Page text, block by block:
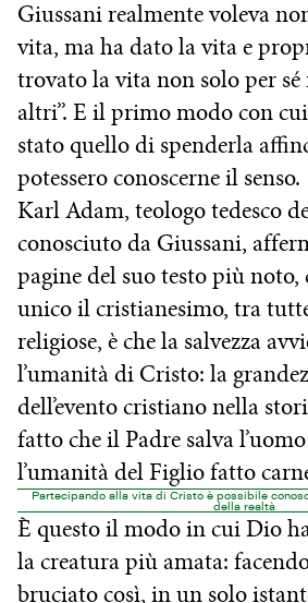
Giussani realmente voleva
vita, ma ha dato la vita e
trovato la vita non solo per
altri”. E il primo modo con
stato quello di spenderla
potessero conoscerne il senso.
Karl Adam, teologo tedesco
conosciuto da Giussani,
pagine del suo testo più noto,
unico il cristianesimo, tra
religiose, è che la salvezza
l’umanità di Cristo: la
dell’evento cristiano nella
fatto che il Padre salva
l’umanità del Figlio fatto
Partecipando alla vita di Cristo è possibile
della realtà
È questo il modo in cui Dio
la creatura più amata:
bruciato così, in un solo